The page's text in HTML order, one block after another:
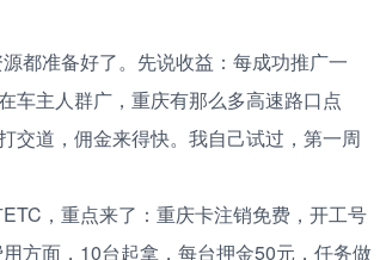
都准备好了。先说收益：每成功推广一
车主人群广，重庆有那么多高速路口点
交道，佣金来得快。我自己试过，第一周
，重点来了：重庆卡注销免费，开工号
方面，10台起拿，每台押金50元，任务做